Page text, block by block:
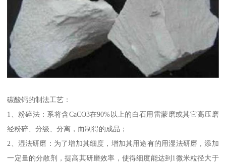
碳酸钙的制法工艺：
1、粉碎法：系将含CaCO3在90%以上的白石用雷蒙磨或其它高压磨
经粉碎、分级、分离，而制得的成品；
2、湿法研磨：为了增加其细度，增加其用途有的用湿法研磨，添加
一定量的分散剂，提高其研磨效率，使得细度能达到1微米粒径大于